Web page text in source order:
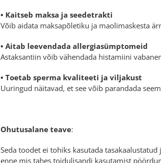
• Kaitseb maksa ja seedetrakti
Võib aidata maksapõletiku ja maolimaskesta
• Aitab leevendada allergiasümptomeid
Astaksantiin võib vähendada histamiini
• Toetab sperma kvaliteeti ja viljakust
Uuringud näitavad, et see võib parandada
Ohutusalane teave:
Seda toodet ei tohiks kasutada
enne mis tahes toidulisandi kasutamist